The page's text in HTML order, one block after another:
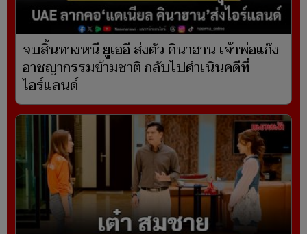
จบสิ้นทางหนี ยูเออี ส่งตัว คินาฮาน เจ้าพ่อแก๊ง
อาชญากรรมข้ามชาติ กลับไปดำเนินคดีที่
ไอร์แลนด์